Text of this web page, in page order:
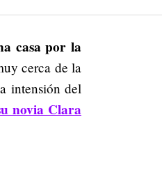
casa por la
cerca de la
intensión del
novia Clara